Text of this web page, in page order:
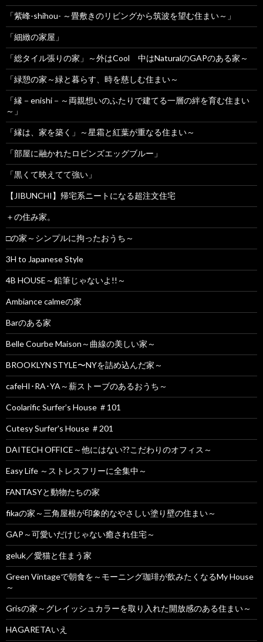
「紫峰-shihou- ～畳敷きのリビングから筑波を望む住まい～」
「細緻の家屋」
「総タイル張りの家」～外はCool 中はNaturalのGAPのある家～
「緑憩の家～緑と暮らす、時を慈しむ住まい～
「縁－enishi－～両親想いのふたりで建てる一層の絆を育む住まい
～」
「縁は、家を築く」～星霜と紅葉が重なる住まい～
「部屋に融かれたロビンズエッグブルー」
「黒くて映えてて強い」
【JIBUNCHI】帰宅系ニートになる超注文住宅
＋の住み家。
□の家～シンプルに拘ったおうち～
3H to Japanese Style
4B HOUSE～鉛筆じゃないよ!!～
Ambiance calmeの家
Barのある家
Belle Courbe Maison～曲線の美しい家～
BROOKLYN STYLE〜NYを詰め込んだ家～
cafeHI･RA･YA～薪ストーブのあるおうち～
Coolarific Surfer’s House ＃101
Cutesy Surfer's House ＃201
DAITECH OFFICE～他にはない??こだわりのオフィス～
Easy Life ～ストレスフリーに全集中～
FANTASYと動物たちの家
fikaの家～三角屋根が印象的なやさしい塗り壁の住まい～
GAP～可愛いだけじゃない癒され住宅～
geluk／愛猫と住まう家
Green Vintageで朝食を～モーニング珈琲が飲みたくなるMy House
～
Grisの家～グレイッシュカラーを取り入れた開放感のある住まい～
HAGARETAいえ